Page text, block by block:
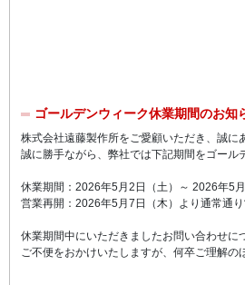
ゴールデンウィーク休業期間の
株式会社遠藤製作所をご愛顧いただき、誠に
誠に勝手ながら、弊社では下記期間をゴー
休業期間：2026年5月2日（土）～ 2026年5月
営業再開：2026年5月7日（木）より通常通り
休業期間中にいただきましたお問い合わせ
ご不便をおかけいたしますが、何卒ご理解の